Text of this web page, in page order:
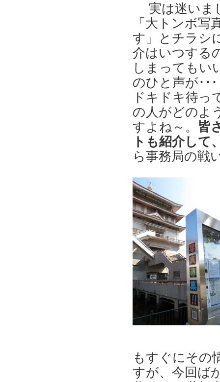
実は迷いま
「大トンボ
す」とチラシ
介はいつする
しまってもい
のひと声が･･
ドキドキ待っ
の人がどのよ
すよね～。 皆
トも紹介して
ら事務局の戦
もすぐにその
すが、今回ば